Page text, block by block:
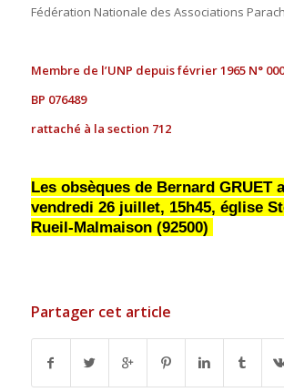
Fédération Nationale des Associations
Membre de l’UNP depuis février 1965 N°
BP 076489
rattaché à la section 712
Les obsèques de Bernard GRUET
vendredi 26 juillet, 15h45, église
Rueil-Malmaison (92500)
Partager cet article